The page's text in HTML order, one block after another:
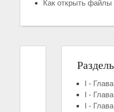
Как открыть
I -
I -
I -